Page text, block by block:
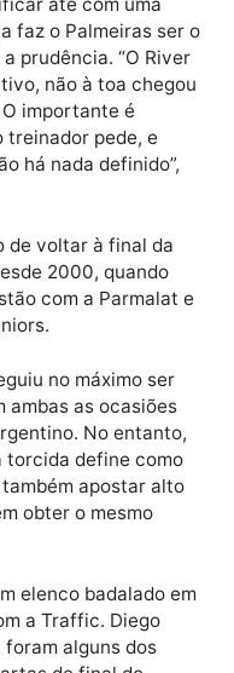
até com uma
faz o Palmeiras
a prudência. “O
não à toa
treinador pede, e
há nada definido”,
de voltar à final da
desde 2000, quando
com a
Juniors.
no máximo ser
argentino. No
a torcida define
e também apostar